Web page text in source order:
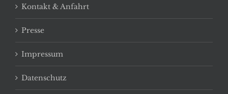
Kontakt & Anfahrt
Presse
Impressum
Datenschutz